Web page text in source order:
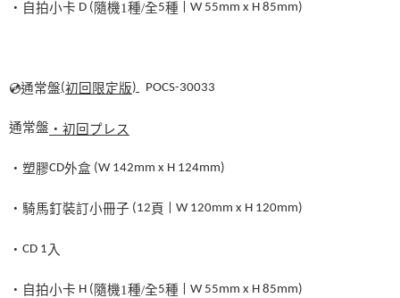
・自拍小卡 D ( 隨機1種/全5種 | W 55mm x H 85mm)
💿通常盤(初回限定版) POCS-30033
通常盤 ・初回プレス
・塑膠CD外盒 (W 142mm x H 124mm)
・騎馬釘裝訂小冊子 (12 頁 | W 120mm x H 120mm)
・ CD 1 入
・自拍小卡 H ( 隨機1種/全5種 | W 55mm x H 85mm)